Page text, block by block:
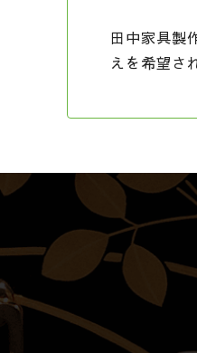
田中家具製
えを希望さ